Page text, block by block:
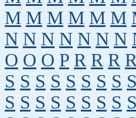
M M M M M M
N N N N N N N
O O O P R R R R
S S S S S S S S S
S S S S S S S S S